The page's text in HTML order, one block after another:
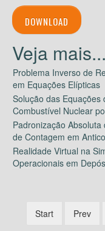
DOWNLOAD
Problema Inverso de
em Equações Elípticas
Solução das Equações
Combustível Nuclear
Padronização
de Contagem em
Realidade Virtual na
Operacionais em
Start Prev